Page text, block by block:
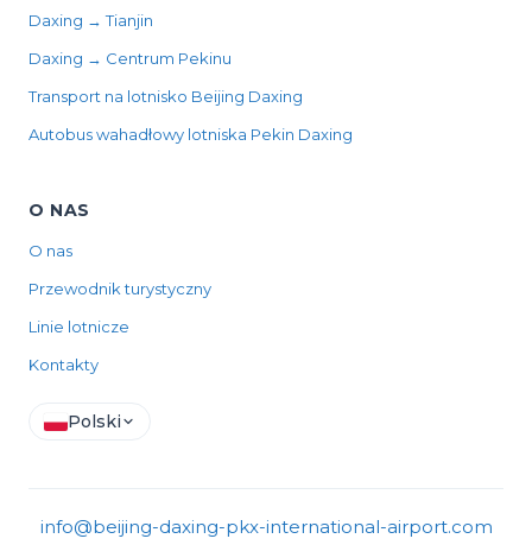
Daxing → Tianjin
Daxing → Centrum Pekinu
Transport na lotnisko Beijing Daxing
Autobus wahadłowy lotniska Pekin Daxing
O NAS
O nas
Przewodnik turystyczny
Linie lotnicze
Kontakty
Polski
info@beijing-daxing-pkx-international-airport.com